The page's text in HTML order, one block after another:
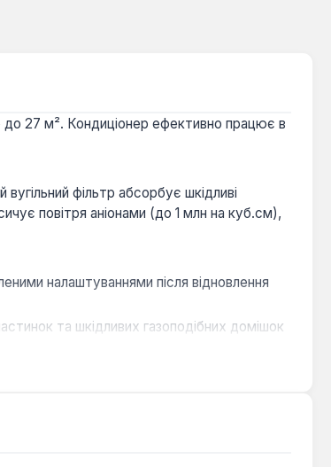
до 27 м². Кондиціонер ефективно працює в
фільтр абсорбує шкідливі
повітря аніонами (до 1 млн на куб.см),
налаштуваннями після відновлення
та шкідливих газоподібних домішок
під час роботи кондиціонера.